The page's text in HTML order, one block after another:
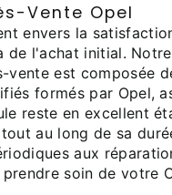
Vente Opel
envers la
de l'achat initial.
vente est composée
formés par Opel,
reste en excellent
au long de sa
aux
soin de votre